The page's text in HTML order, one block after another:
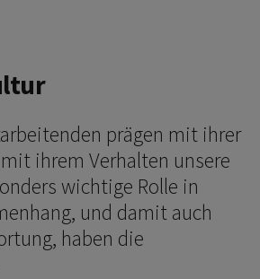
prägen mit ihrer
ihrem Verhalten unsere
wichtige Rolle in
und damit auch
haben die